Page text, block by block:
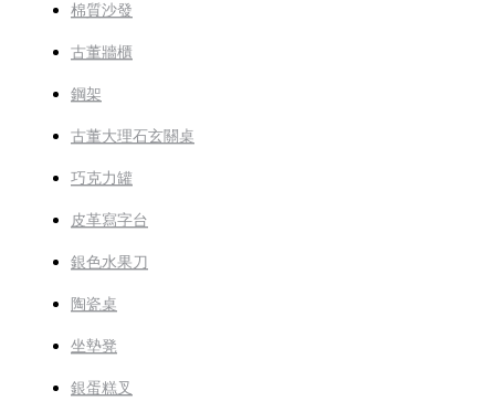
棉質沙發
古董牆櫃
鋼架
古董大理石玄關桌
巧克力罐
皮革寫字台
銀色水果刀
陶瓷桌
坐墊凳
銀蛋糕叉